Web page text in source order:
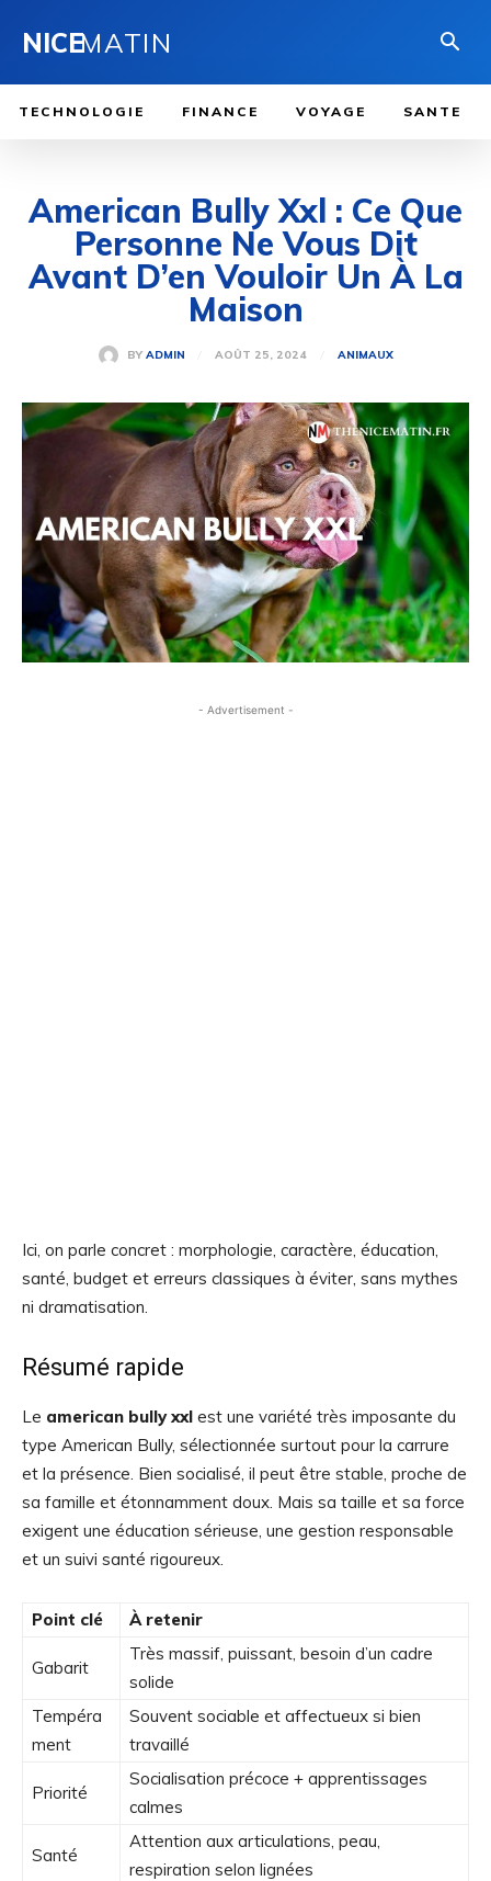
NICEMATIN
TECHNOLOGIE FINANCE VOYAGE SANTE
American Bully Xxl : Ce Que
Personne Ne Vous Dit
Avant D’en Vouloir Un À La
Maison
BY ADMIN AOÛT 25, 2024 ANIMAUX
- Advertisement -
Ici, on parle concret : morphologie, caractère, éducation,
santé, budget et erreurs classiques à éviter, sans mythes
ni dramatisation.
Résumé rapide
Le american bully xxl est une variété très imposante du
type American Bully, sélectionnée surtout pour la carrure
et la présence. Bien socialisé, il peut être stable, proche de
sa famille et étonnamment doux. Mais sa taille et sa force
exigent une éducation sérieuse, une gestion responsable
et un suivi santé rigoureux.
Point clé À retenir
Gabarit
Très massif, puissant, besoin d’un cadre
solide
Tempéra
ment
Souvent sociable et affectueux si bien
travaillé
Priorité
Socialisation précoce + apprentissages
calmes
Santé
Attention aux articulations, peau,
respiration selon lignées